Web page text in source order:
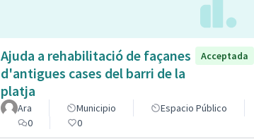
Ajuda a rehabilitació de façanes
d'antigues cases del barri de la
platja
Acceptada
Ara Municipio
Espacio Público
0
0